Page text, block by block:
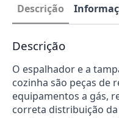
Descrição
Descrição
O espalhador e a
cozinha são peças de
equipamentos a gás,
correta distribuição